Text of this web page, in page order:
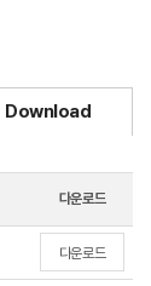
Download
다운로드
다운로드